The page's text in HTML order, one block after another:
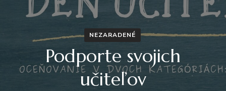
NEZARADENÉ
Podporte svojich
učiteľov